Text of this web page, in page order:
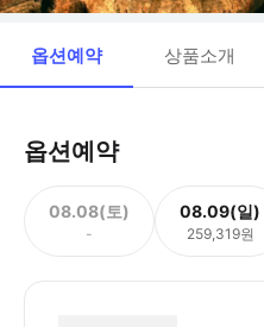
옵션예약 상품소개
옵션예약
08.08(토)
-
08.09(일)
259,319원